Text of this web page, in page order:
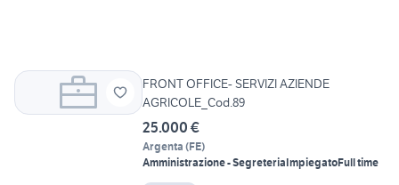
FRONT OFFICE- SERVIZI AZIENDE
AGRICOLE_Cod.89
25.000 €
Argenta (FE)
Amministrazione - SegreteriaImpiegatoFull time